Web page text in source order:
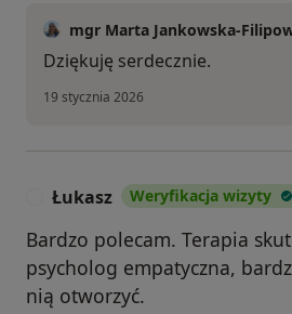
mgr Marta Jankowska-
Dziękuję serdecznie.
19 stycznia 2026
Łukasz Weryfikacja wizyty
Bardzo polecam. Terapia
psycholog empatyczna,
nią otworzyć.